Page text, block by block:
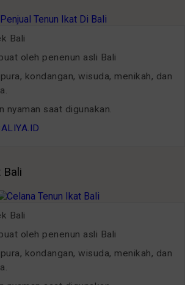
Bali
oleh penenun asli Bali
kondangan, wisuda, menikah, dan
nyaman saat digunakan.
Bali
Bali
oleh penenun asli Bali
kondangan, wisuda, menikah, dan